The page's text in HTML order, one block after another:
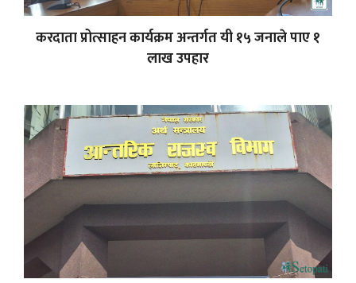
करदाता प्रोत्साहन कार्यक्रम अन्तर्गत यी १५ जनाले पाए १
लाख उपहार